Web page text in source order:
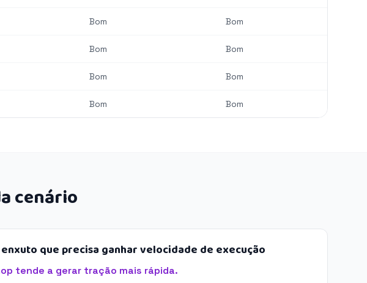
Bom Bom
Bom Bom
Bom Bom
Bom Bom
cenário
que precisa ganhar velocidade de execução
tende a gerar tração mais rápida.